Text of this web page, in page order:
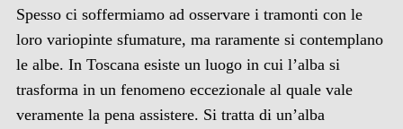
Spesso ci soffermiamo ad osservare i tramonti con le
loro variopinte sfumature, ma raramente si contemplano
le albe. In Toscana esiste un luogo in cui l’alba si
trasforma in un fenomeno eccezionale al quale vale
veramente la pena assistere. Si tratta di un’alba